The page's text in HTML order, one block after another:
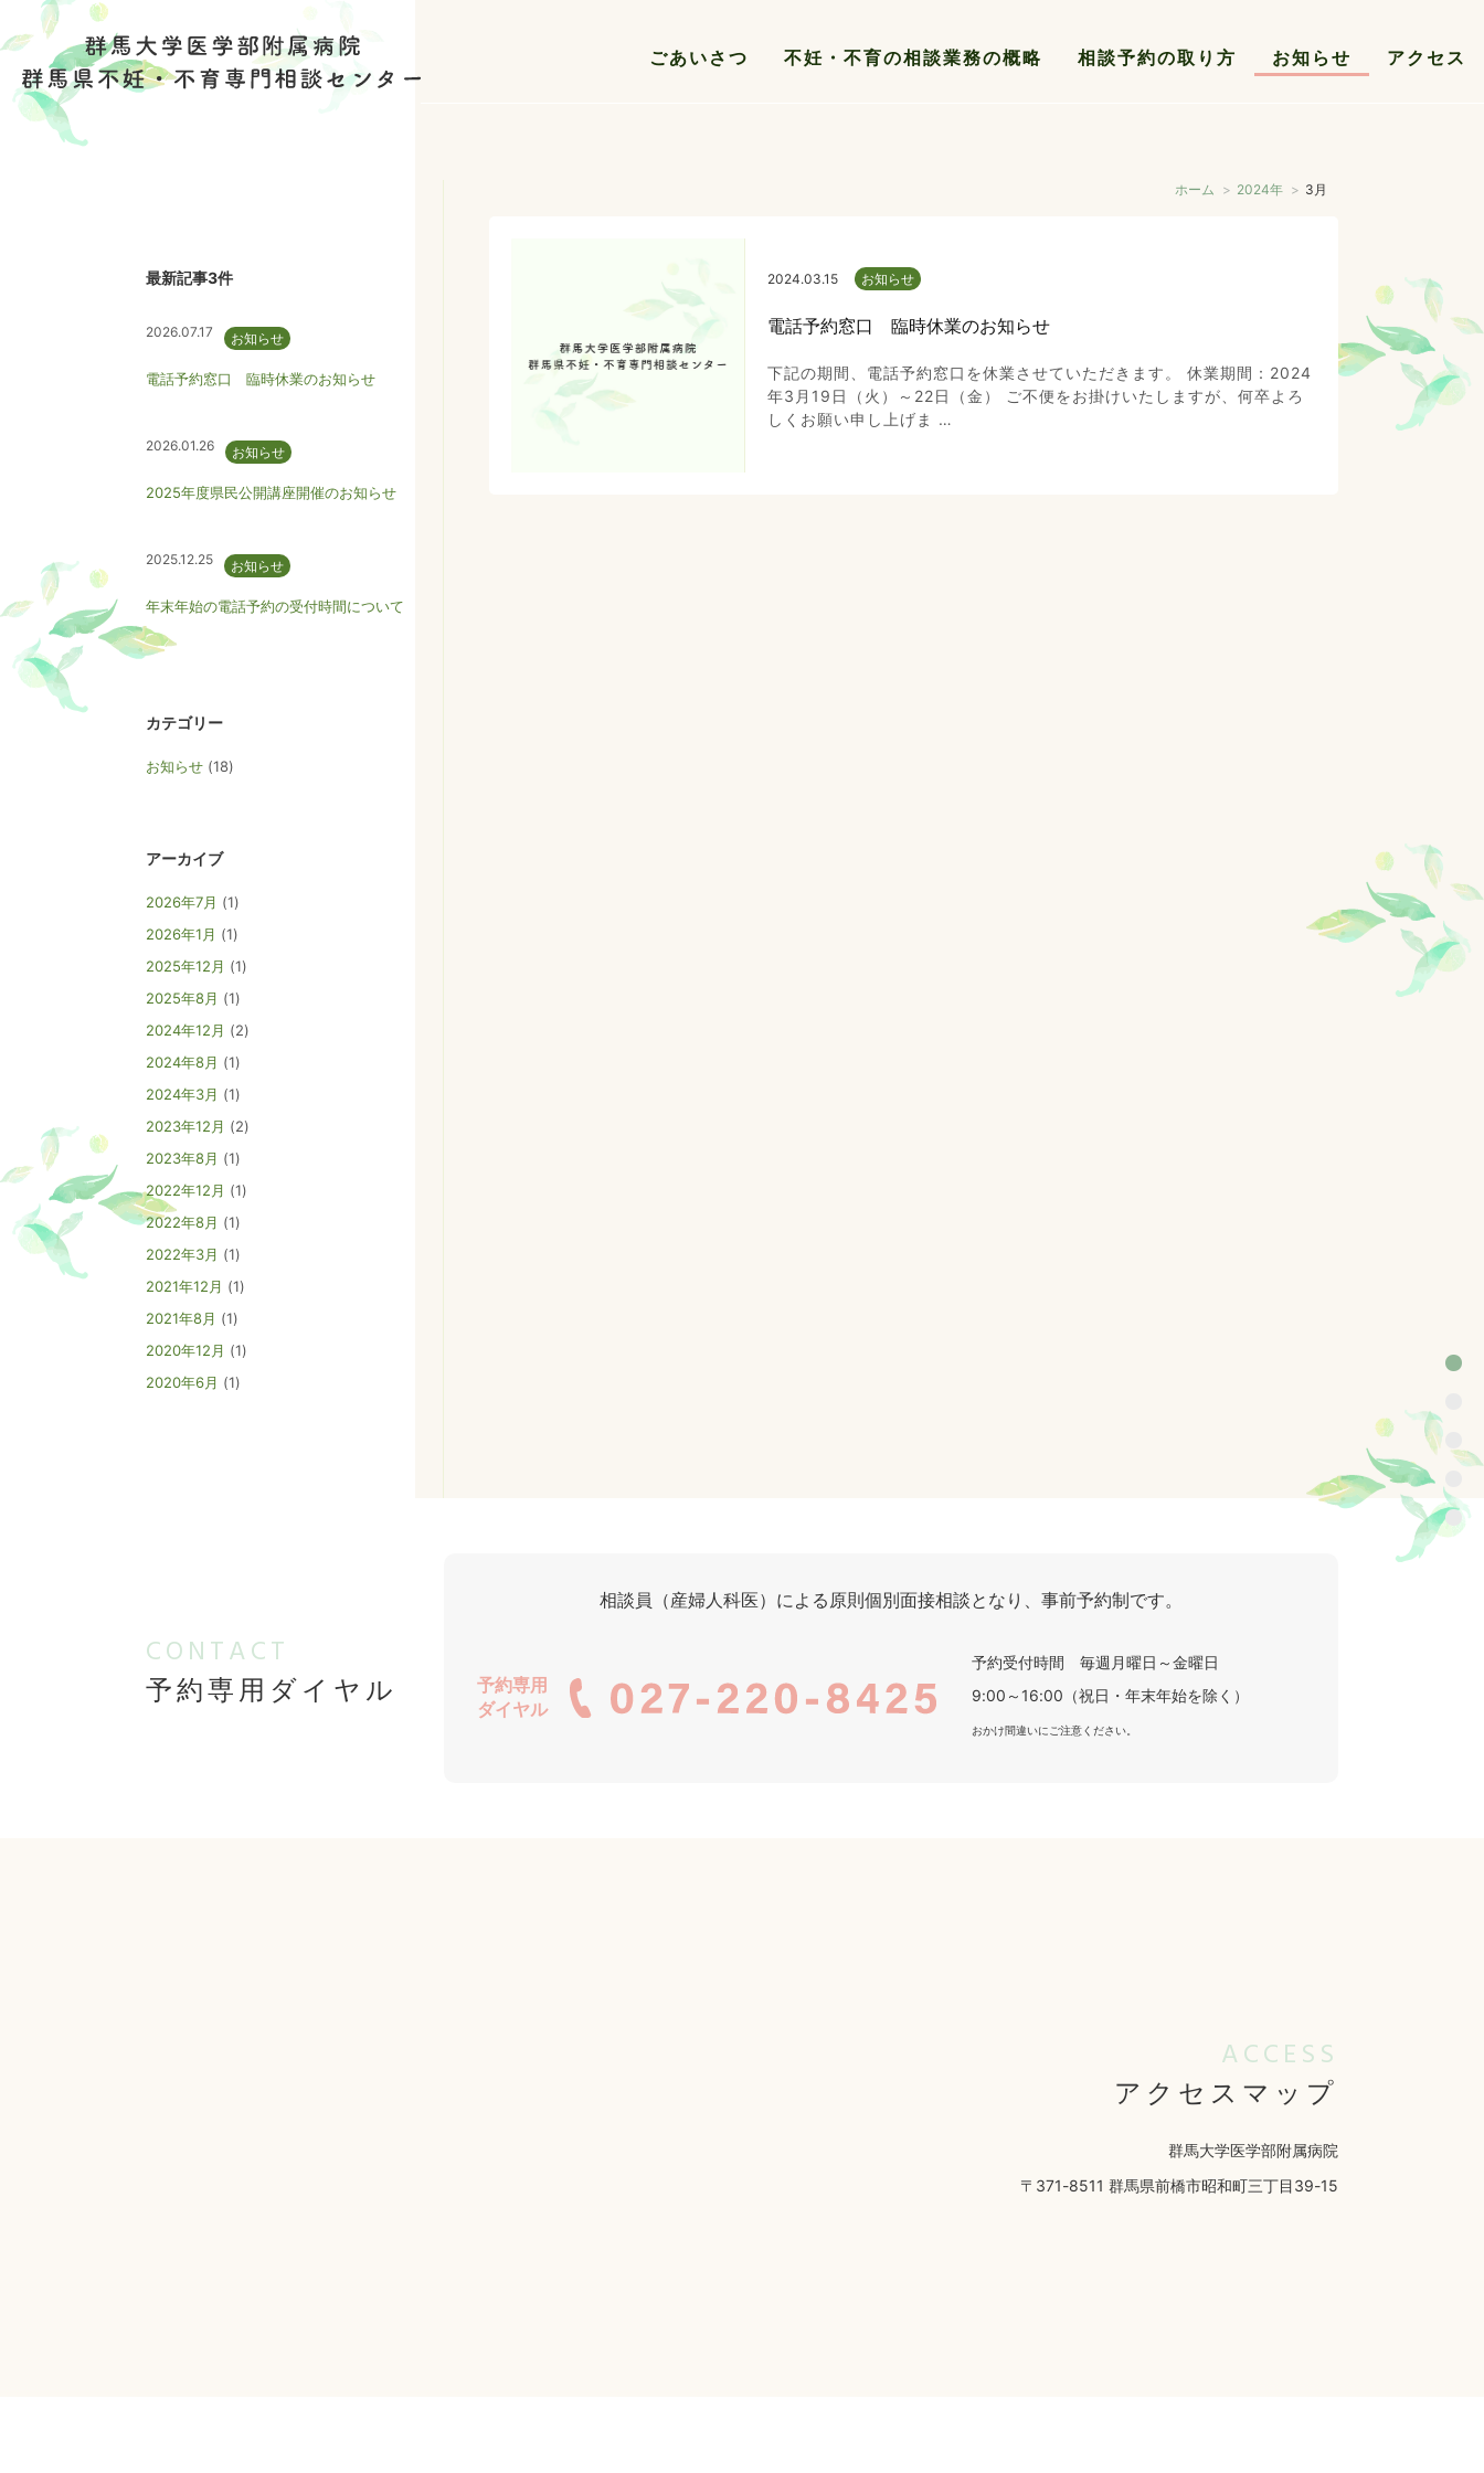
ごあいさつ 不妊・不育の相談業務の概略 相談予約の取り方 お知らせ アクセス
最新記事3件
2026.07.17 お知らせ
電話予約窓口 臨時休業のお知らせ
2026.01.26 お知らせ
2025年度県民公開講座開催のお知らせ
2025.12.25 お知らせ
年末年始の電話予約の受付時間について
カテゴリー
お知らせ (18)
アーカイブ
2026年7月 (1)
2026年1月 (1)
2025年12月 (1)
2025年8月 (1)
2024年12月 (2)
2024年8月 (1)
2024年3月 (1)
2023年12月 (2)
2023年8月 (1)
2022年12月 (1)
2022年8月 (1)
2022年3月 (1)
2021年12月 (1)
2021年8月 (1)
2020年12月 (1)
2020年6月 (1)
ホーム 2024年 3月
2024.03.15 お知らせ
電話予約窓口 臨時休業のお知らせ
下記の期間、電話予約窓口を休業させていただきます。 休業期間：2024
年3月19日（火）～22日（金） ご不便をお掛けいたしますが、何卒よろ
しくお願い申し上げま …
CONTACT
予約専用ダイヤル
相談員（産婦人科医）による原則個別面接相談となり、事前予約制です。
予約専用
ダイヤル
予約受付時間 毎週月曜日～金曜日
9:00～16:00（祝日・年末年始を除く）
おかけ間違いにご注意ください。
ACCESS
アクセスマップ
群馬大学医学部附属病院
〒371-8511 群馬県前橋市昭和町三丁目39-15